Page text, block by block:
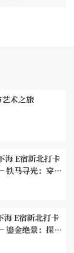
术之旅
海 E宿新北打卡
马寻光：穿梭
海 E宿新北打卡
金绝景：探寻